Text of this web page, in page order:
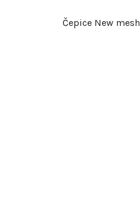
Čepice New mesh